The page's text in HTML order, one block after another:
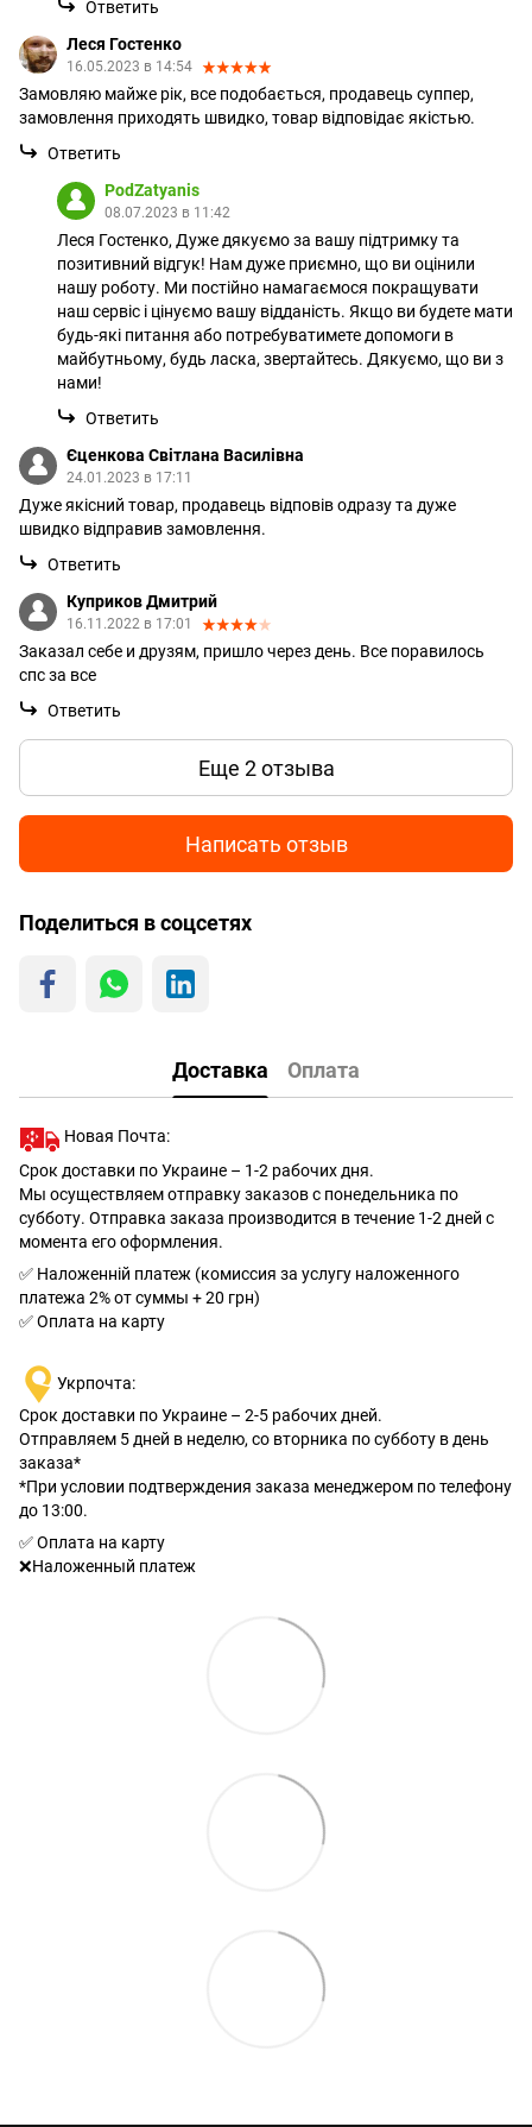
Ответить
Леся Гостенко
16.05.2023 в 14:54
Замовляю майже рік, все подобається, продавець суппер,
замовлення приходять швидко, товар відповідає якістью.
Ответить
PodZatyanis
08.07.2023 в 11:42
Леся Гостенко, Дуже дякуємо за вашу підтримку та
позитивний відгук! Нам дуже приємно, що ви оцінили
нашу роботу. Ми постійно намагаємося покращувати
наш сервіс і цінуємо вашу відданість. Якщо ви будете мати
будь-які питання або потребуватимете допомоги в
майбутньому, будь ласка, звертайтесь. Дякуємо, що ви з
нами!
Ответить
Єценкова Світлана Василівна
24.01.2023 в 17:11
Дуже якісний товар, продавець відповів одразу та дуже
швидко відправив замовлення.
Ответить
Куприков Дмитрий
16.11.2022 в 17:01
Заказал себе и друзям, пришло через день. Все поравилось
спс за все
Ответить
Еще 2 отзыва
Написать отзыв
Поделиться в соцсетях
Доставка Оплата
Новая Почта:
Срок доставки по Украине – 1-2 рабочих дня.
Мы осуществляем отправку заказов с понедельника по
субботу. Отправка заказа производится в течение 1-2 дней с
момента его оформления.
✅ Наложенній платеж (комиссия за услугу наложенного
платежа 2% от суммы + 20 грн)
✅ Оплата на карту
Укрпочта:
Срок доставки по Украине – 2-5 рабочих дней.
Отправляем 5 дней в неделю, со вторника по субботу в день
заказа*
*При условии подтверждения заказа менеджером по телефону
до 13:00.
✅ Оплата на карту
❌Наложенный платеж